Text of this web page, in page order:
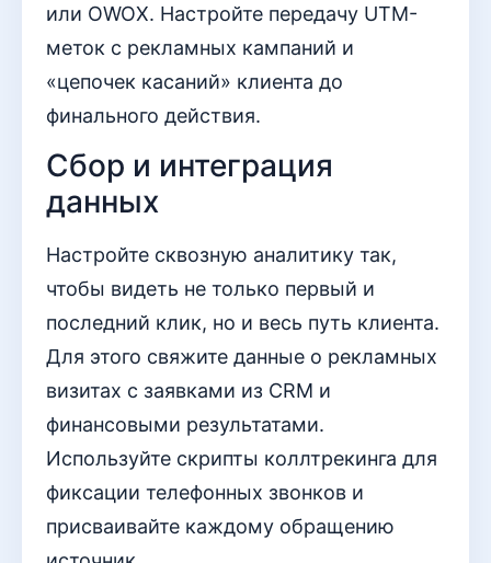
или OWOX. Настройте передачу UTM-
меток с рекламных кампаний и
«цепочек касаний» клиента до
финального действия.
Сбор и интеграция
данных
Настройте сквозную аналитику так,
чтобы видеть не только первый и
последний клик, но и весь путь клиента.
Для этого свяжите данные о рекламных
визитах с заявками из CRM и
финансовыми результатами.
Используйте скрипты коллтрекинга для
фиксации телефонных звонков и
присваивайте каждому обращению